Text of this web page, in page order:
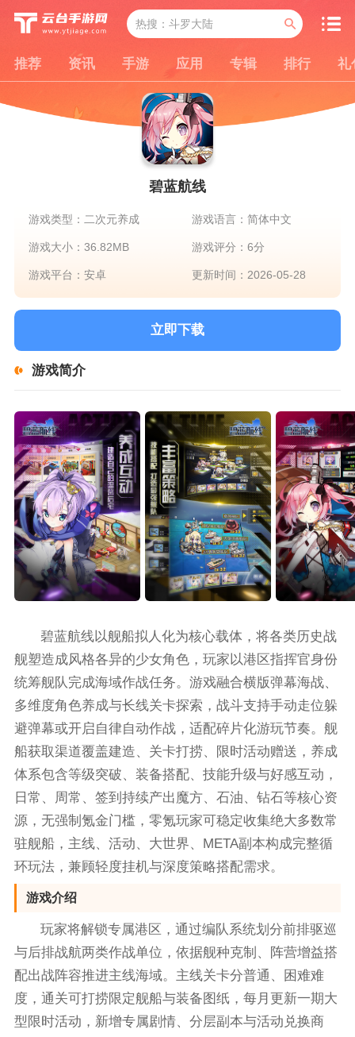
推荐 资讯 手游 应用 专辑 排行 礼
碧蓝航线
游戏类型：二次元养成 游戏语言：简体中文
游戏大小：36.82MB 游戏评分：6分
游戏平台：安卓 更新时间：2026-05-28
立即下载
游戏简介
碧蓝航线以舰船拟人化为核心载体，将各类历史战
舰塑造成风格各异的少女角色，玩家以港区指挥官身份
统筹舰队完成海域作战任务。游戏融合横版弹幕海战、
多维度角色养成与长线关卡探索，战斗支持手动走位躲
避弹幕或开启自律自动作战，适配碎片化游玩节奏。舰
船获取渠道覆盖建造、关卡打捞、限时活动赠送，养成
体系包含等级突破、装备搭配、技能升级与好感互动，
日常、周常、签到持续产出魔方、石油、钻石等核心资
源，无强制氪金门槛，零氪玩家可稳定收集绝大多数常
驻舰船，主线、活动、大世界、META副本构成完整循
环玩法，兼顾轻度挂机与深度策略搭配需求。
游戏介绍
玩家将解锁专属港区，通过编队系统划分前排驱巡
与后排战航两类作战单位，依据舰种克制、阵营增益搭
配出战阵容推进主线海域。主线关卡分普通、困难难
度，通关可打捞限定舰船与装备图纸，每月更新一期大
型限时活动，新增专属剧情、分层副本与活动兑换商